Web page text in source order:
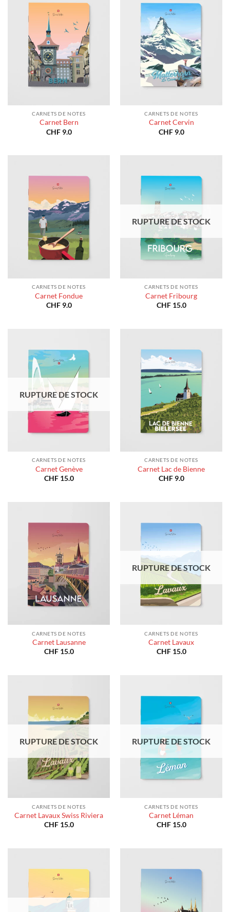
CARNETS DE NOTES
Carnet Bern
CHF9.0
CARNETS DE NOTES
Carnet Cervin
CHF9.0
CARNETS DE NOTES
Carnet Fondue
CHF9.0
RUPTURE DE STOCK
CARNETS DE NOTES
Carnet Fribourg
CHF15.0
RUPTURE DE STOCK
CARNETS DE NOTES
Carnet Genève
CHF15.0
CARNETS DE NOTES
Carnet Lac de Bienne
CHF9.0
CARNETS DE NOTES
Carnet Lausanne
CHF15.0
RUPTURE DE STOCK
CARNETS DE NOTES
Carnet Lavaux
CHF15.0
RUPTURE DE STOCK
CARNETS DE NOTES
Carnet Lavaux Swiss Riviera
CHF15.0
RUPTURE DE STOCK
CARNETS DE NOTES
Carnet Léman
CHF15.0